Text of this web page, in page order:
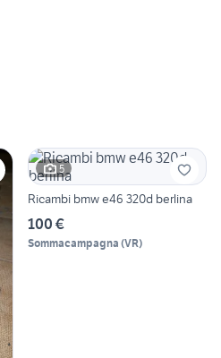
5
Ricambi bmw e46 320d berlina
100 €
Sommacampagna (VR)